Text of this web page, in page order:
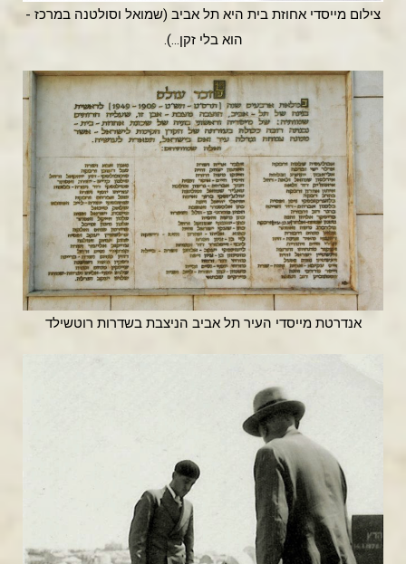
צילום מייסדי אחוזת בית היא תל אביב (שמואל וסולטנה במרכז -
הוא בלי זקן...).
אנדרטת מייסדי העיר תל אביב הניצבת בשדרות רוטשילד